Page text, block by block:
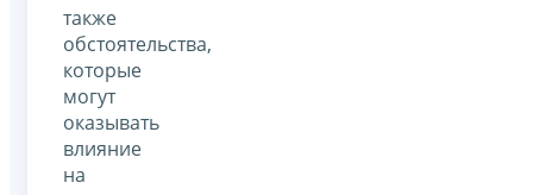
также
обстоятельства,
которые
могут
оказывать
влияние
на